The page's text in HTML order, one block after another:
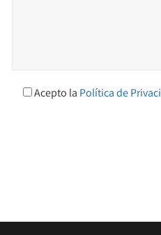
Acepto la Política de